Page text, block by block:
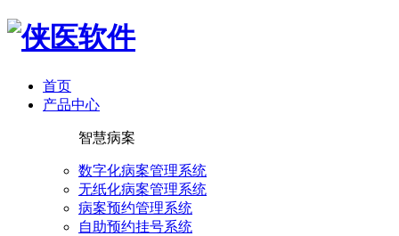
首页
产品中心
智慧病案
数字化病案管理系统
无纸化病案管理系统
病案预约管理系统
自助预约挂号系统